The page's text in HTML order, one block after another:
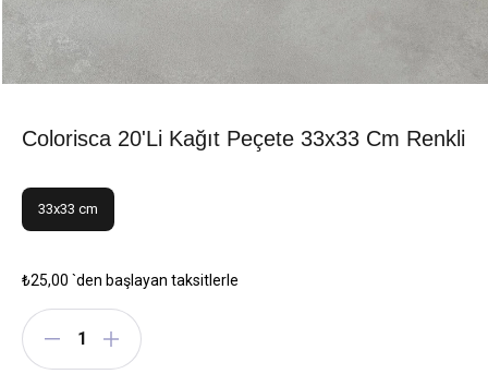
Colorisca 20'li Kağıt Peçete 33x33 Cm Renkli
33x33 cm
₺25,00 `den başlayan taksitlerle